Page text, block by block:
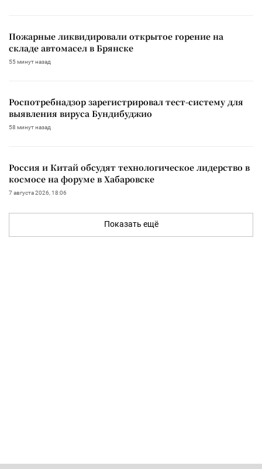
Пожарные ликвидировали открытое горение на
складе автомасел в Брянске
55 минут назад
Роспотребнадзор зарегистрировал тест-систему для
выявления вируса Бундибуджио
58 минут назад
Россия и Китай обсудят технологическое лидерство в
космосе на форуме в Хабаровске
7 августа 2026, 18:06
Показать ещё